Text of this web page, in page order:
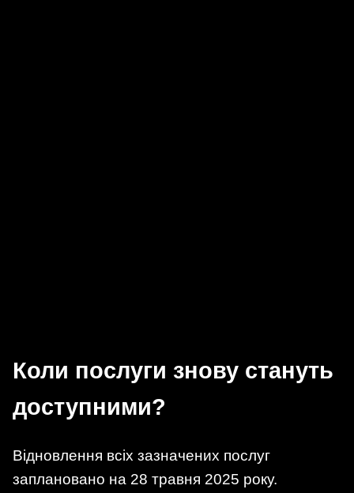
Коли послуги знову стануть
доступними?
Відновлення всіх зазначених послуг
заплановано на 28 травня 2025 року.